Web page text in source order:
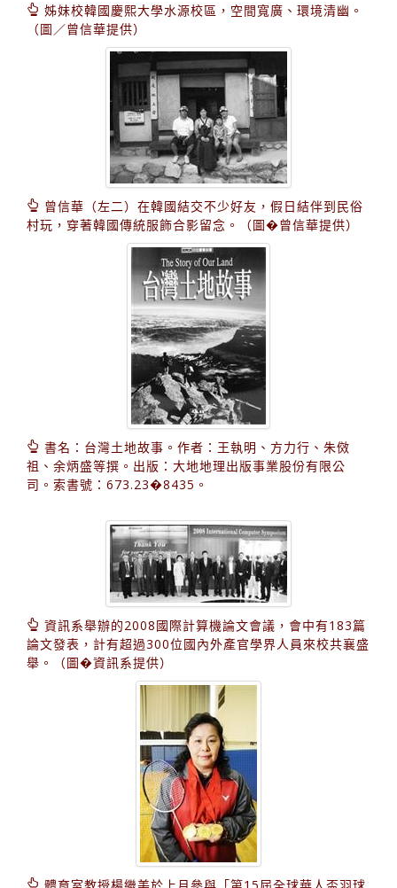
姊妹校韓國慶熙大學水源校區，空間寬廣、環境清幽。
（圖／曾信華提供）
曾信華（左二）在韓國結交不少好友，假日結伴到民俗
村玩，穿著韓國傳統服飾合影留念。（圖�曾信華提供）
書名：台灣土地故事。作者：王執明、方力行、朱傚
祖、余炳盛等撰。出版：大地地理出版事業股份有限公
司。索書號：673.23�8435。
資訊系舉辦的2008國際計算機論文會議，會中有183篇
論文發表，計有超過300位國內外產官學界人員來校共襄盛
舉。（圖�資訊系提供）